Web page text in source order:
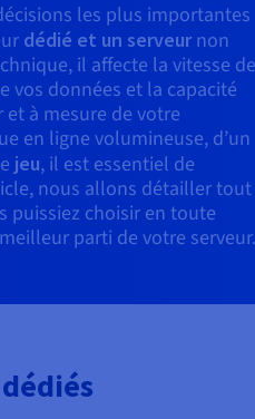
les plus importantes
dédié et un serveurnon
il affecte la vitesse de
vos données et la capacité
à mesure de votre
en ligne volumineuse, d’un
jeu, il est essentiel de
nous allons détailler tout
puissiez choisir en toute
parti de votre serveur.